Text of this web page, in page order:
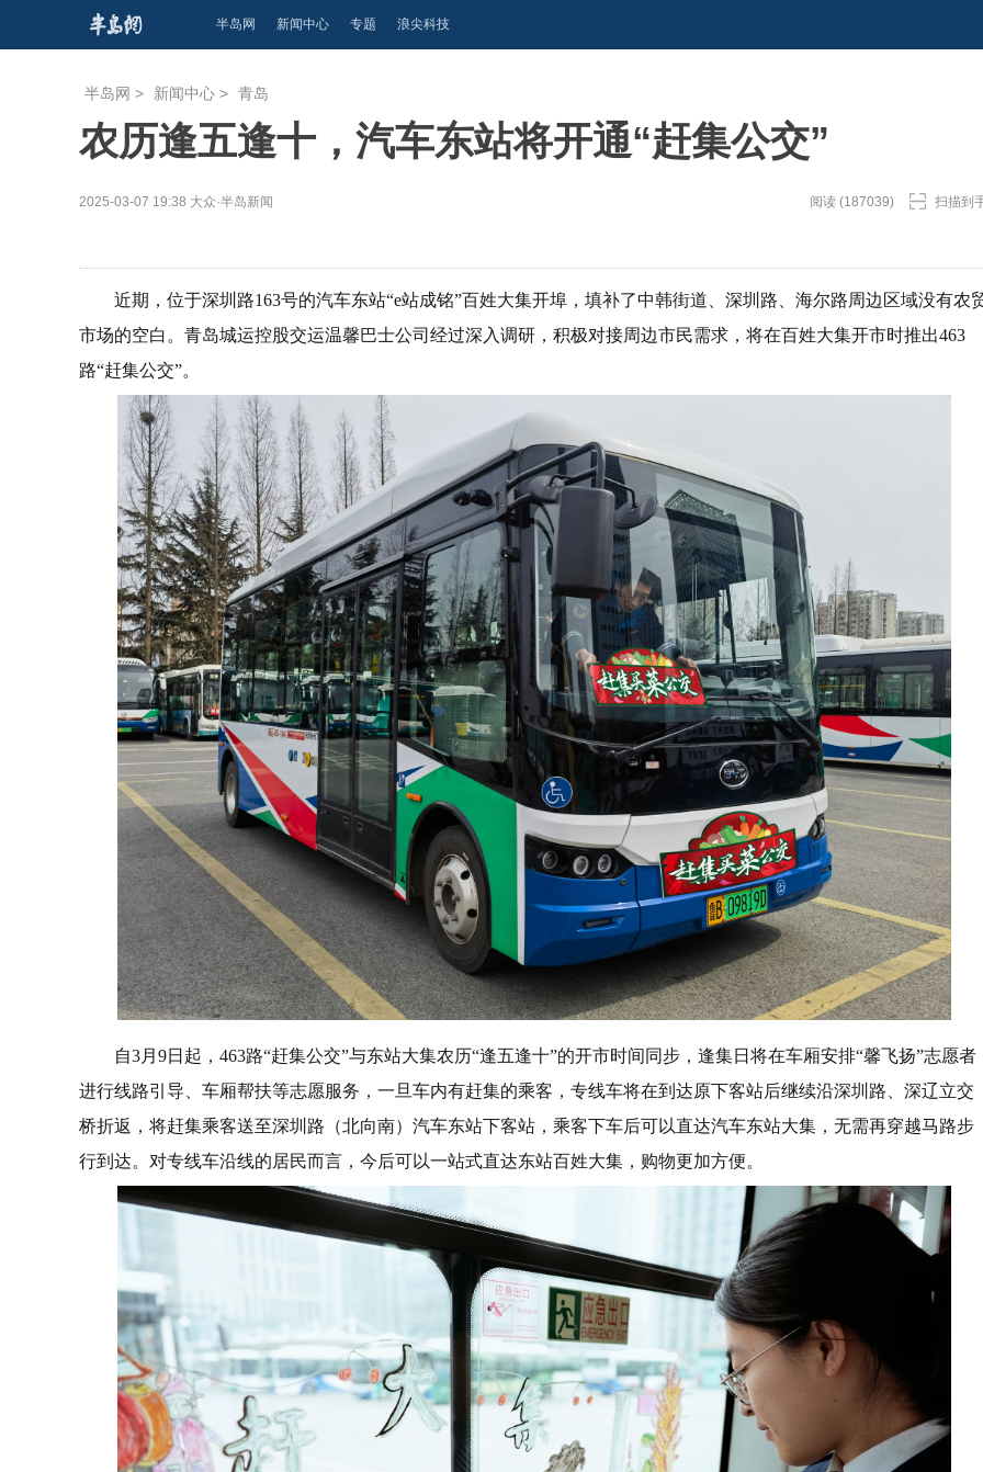
半岛网 新闻中心 专题 浪尖科技
半岛网 > 新闻中心 > 青岛
农历逢五逢十，汽车东站将开通“赶集公交”
2025-03-07 19:38 大众·半岛新闻 阅读 (187039) 扫描到
近期，位于深圳路163号的汽车东站“e站成铭”百姓大集开埠，填补了中韩街道、深圳路、海尔路周边区域没有农
市场的空白。青岛城运控股交运温馨巴士公司经过深入调研，积极对接周边市民需求，将在百姓大集开市时推出463
路“赶集公交”。
自3月9日起，463路“赶集公交”与东站大集农历“逢五逢十”的开市时间同步，逢集日将在车厢安排“馨飞扬”志愿者
进行线路引导、车厢帮扶等志愿服务，一旦车内有赶集的乘客，专线车将在到达原下客站后继续沿深圳路、深辽立交
桥折返，将赶集乘客送至深圳路（北向南）汽车东站下客站，乘客下车后可以直达汽车东站大集，无需再穿越马路步
行到达。对专线车沿线的居民而言，今后可以一站式直达东站百姓大集，购物更加方便。